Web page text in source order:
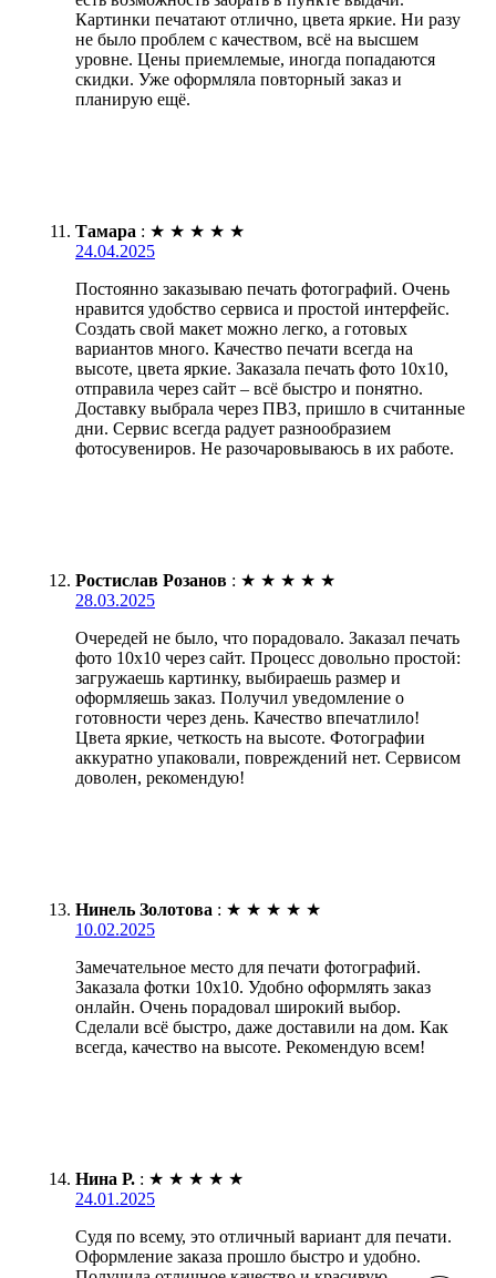
Картинки печатают отлично, цвета яркие. Ни разу
не было проблем с качеством, всё на высшем
уровне. Цены приемлемые, иногда попадаются
скидки. Уже оформляла повторный заказ и
планирую ещё.
Тамара : ★ ★ ★ ★ ★
24.04.2025
Постоянно заказываю печать фотографий. Очень
нравится удобство сервиса и простой интерфейс.
Создать свой макет можно легко, а готовых
вариантов много. Качество печати всегда на
высоте, цвета яркие. Заказала печать фото 10х10,
отправила через сайт – всё быстро и понятно.
Доставку выбрала через ПВЗ, пришло в считанные
дни. Сервис всегда радует разнообразием
фотосувениров. Не разочаровываюсь в их работе.
Ростислав Розанов : ★ ★ ★ ★ ★
28.03.2025
Очередей не было, что порадовало. Заказал печать
фото 10х10 через сайт. Процесс довольно простой:
загружаешь картинку, выбираешь размер и
оформляешь заказ. Получил уведомление о
готовности через день. Качество впечатлило!
Цвета яркие, четкость на высоте. Фотографии
аккуратно упаковали, повреждений нет. Сервисом
доволен, рекомендую!
Нинель Золотова : ★ ★ ★ ★ ★
10.02.2025
Замечательное место для печати фотографий.
Заказала фотки 10х10. Удобно оформлять заказ
онлайн. Очень порадовал широкий выбор.
Сделали всё быстро, даже доставили на дом. Как
всегда, качество на высоте. Рекомендую всем!
Нина Р. : ★ ★ ★ ★ ★
24.01.2025
Судя по всему, это отличный вариант для печати.
Оформление заказа прошло быстро и удобно.